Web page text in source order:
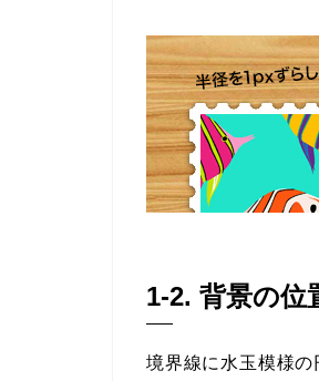
1-2. 背景の位
境界線に水玉模様